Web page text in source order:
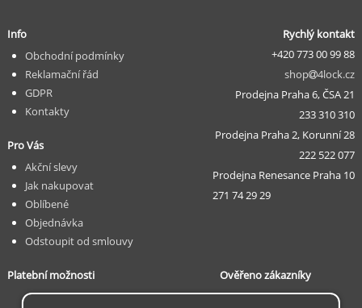
Rychlý kontakt
+420 773 00 99 88
shop
4lock.cz
Prodejna Praha 6, ČSA 21
233 310 310
Prodejna Praha 2, Korunní 28
222 522 077
Prodejna Renesance Praha 10
271 74 29 29
Info
Obchodní podmínky
Reklamační řád
GDPR
Kontakty
Pro Vás
Akční slevy
Jak nakupovat
Oblíbené
Objednávka
Odstoupit od smlouvy
Platební možnosti
Ověřeno zákazníky
... v procesu ...